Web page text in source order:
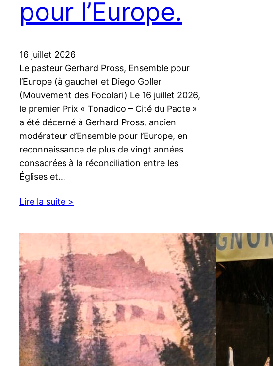
pour l’Europe.
16 juillet 2026
Le pasteur Gerhard Pross, Ensemble pour
l’Europe (à gauche) et Diego Goller
(Mouvement des Focolari) Le 16 juillet 2026,
le premier Prix « Tonadico – Cité du Pacte »
a été décerné à Gerhard Pross, ancien
modérateur d’Ensemble pour l’Europe, en
reconnaissance de plus de vingt années
consacrées à la réconciliation entre les
Églises et…
Lire la suite >